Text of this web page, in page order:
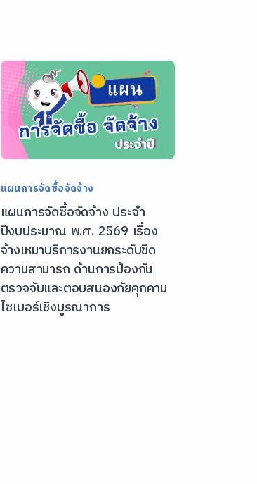
แผนการจัดซื้อจัดจ้าง
แผนการจัดซื้อจัดจ้าง ประจํา
ปีงบประมาณ พ.ศ. 2569 เรื่อง
จ้างเหมาบริการงานยกระดับขีด
ความสามารถ ด้านการป้องกัน
ตรวจจับและตอบสนองภัยคุกคาม
ไซเบอร์เชิงบูรณาการ